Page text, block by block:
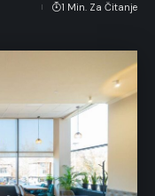
1 Min. Za Čitanje